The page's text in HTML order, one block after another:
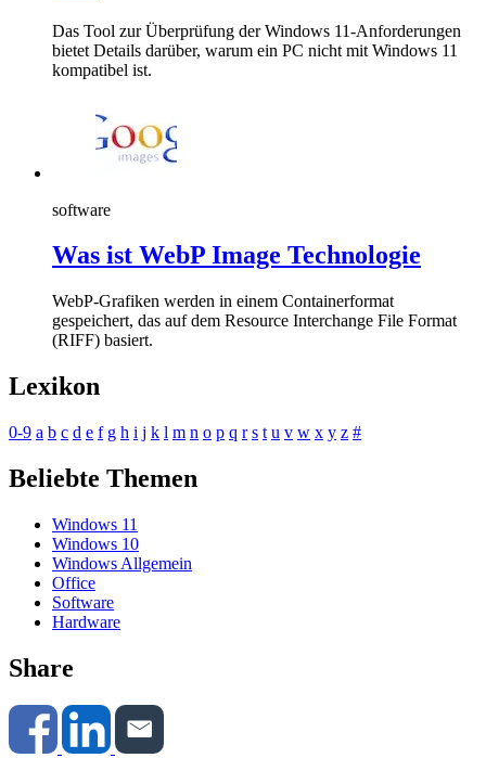
Das Tool zur Überprüfung der Windows 11-Anforderungen
bietet Details darüber, warum ein PC nicht mit Windows 11
kompatibel ist.
software
Was ist WebP Image Technologie
WebP-Grafiken werden in einem Containerformat
gespeichert, das auf dem Resource Interchange File Format
(RIFF) basiert.
Lexikon
0-9 a b c d e f g h i j k l m n o p q r s t u v w x y z #
Beliebte Themen
Windows 11
Windows 10
Windows Allgemein
Office
Software
Hardware
Share